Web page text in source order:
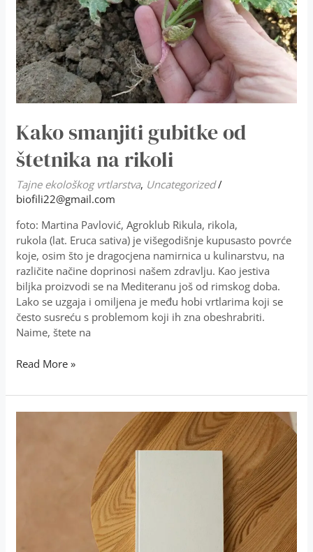
Kako smanjiti gubitke od
štetnika na rikoli
Tajne ekološkog vrtlarstva, Uncategorized/
biofili22@gmail.com
foto: Martina Pavlović, Agroklub Rikula, rikola,
rukola (lat. Eruca sativa) je višegodišnje kupusasto povrće
koje, osim što je dragocjena namirnica u kulinarstvu, na
različite načine doprinosi našem zdravlju. Kao jestiva
biljka proizvodi se na Mediteranu još od rimskog doba.
Lako se uzgaja i omiljena je među hobi vrtlarima koji se
često susreću s problemom koji ih zna obeshrabriti.
Naime, štete na
Read More »